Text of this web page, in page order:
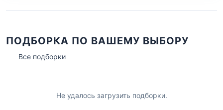
ПОДБОРКА ПО ВАШЕМУ ВЫБОРУ
Все подборки
Не удалось загрузить подборки.